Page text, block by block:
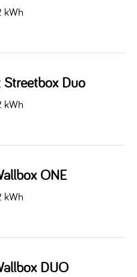
kWh
Streetbox Duo
kWh
ONE
kWh
DUO